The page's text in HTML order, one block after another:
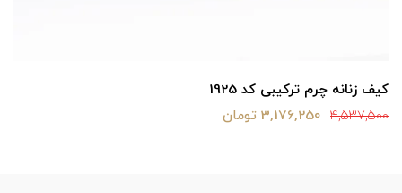
کیف زنانه چرم ترکیبی کد 1925
4,537,500 3,176,250 تومان